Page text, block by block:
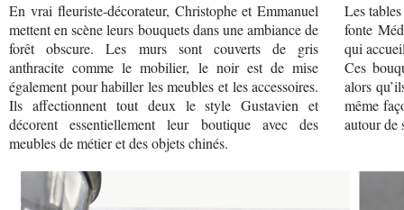
En vrai fleuriste-décorateur, Christophe et Emmanuel
mettent en scène leurs bouquets dans une ambiance de
forêt obscure. Les murs sont couverts de gris
anthracite comme le mobilier, le noir est de mise
également pour habiller les meubles et les accessoires.
Ils affectionnent tout deux le style Gustavien et
décorent essentiellement leur boutique avec des
meubles de métier et des objets chinés.
Les
fonte
qui
Ces
alors
même
autour de